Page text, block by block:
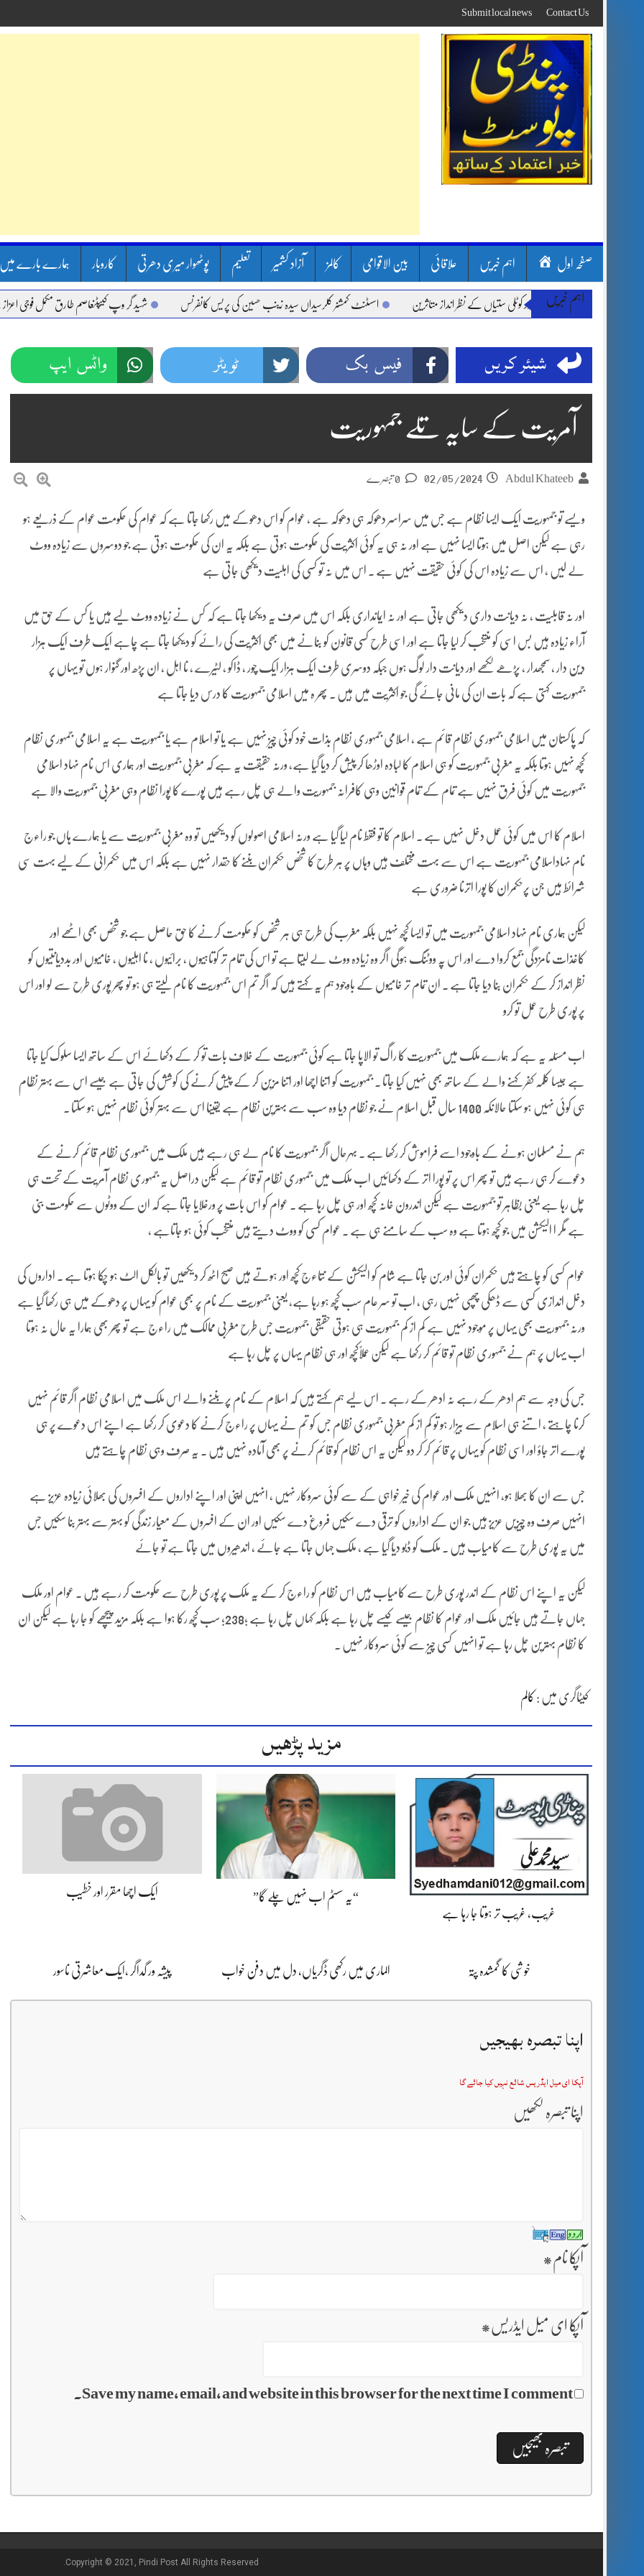
to
content
Contact Us
Submit local news
صفحہ اول اہم خبریں علاقائی بین الاقوامی کالمز آزاد کشمیر تعلیم پوٹھوار میری دھرتی کاروبار ہمارے بارے میں
اہم خبریں
لینڈ سلائیڈنگ اور کوٹلی ستیاں کے نظر انداز متاثرین اسسٹنٹ کمشنر کلرسیداں سیدہ زینب حسین کی پریس کانفرنس شہید گر وپ کیپٹنعاصم طارق مکمل فوجی اعزاز کے
شیئر کریں فیس بک ٹویٹر واٹس ایپ
آمریت کے سایہ تلے جمہوریت
Abdul Khateeb
02/05/2024
ویسے تو جمہوریت ایک ایسا نظام ہے جس میں سراسر دھوکہ ہی دھوکہ ہے ، عوام کو اس دھوکے میں رکھا جاتا ہے کہ عوام کی حکومت عوام کے ذریعے ہو
رہی ہے لیکن اصل میں ہوتا ایسا نہیں ہے اور نہ ہی یہ کوئی اکثریت کی حکومت ہوتی ہے بلکہ یہ ان کی حکومت ہوتی ہے جو دوسروں سے زیادہ ووٹ
لے لیں ، اس سے زیادہ اس کی کوئی حقیقت نہیں ہے ۔ اس میں نہ تو کسی کی اہلیت دیکھی جاتی ہے
اور نہ قابلیت ، نہ دیانت داری دیکھی جاتی ہے اور نہ ایمانداری بلکہ اس میں صرف یہ دیکھا جاتا ہے کہ کس نے زیادہ ووٹ لیے ہیں یا کس کے حق میں
آراء زیادہ ہیں بس اسی کو منتخب کر لیا جاتا ہے اور اسی طرح کسی قانون کو بنانے میں بھی اکثریت کی رائے کو دیکھا جاتا ہے چاہے ایک طرف ایک ہزار
دین دار ، سمجھدار ، پڑھے لکھے اور دیانت دار لوگ ہوں جبکہ دوسری طرف ایک ہزار ایک چور ، ڈاکو ، لٹیرے ، نا اہل ، ان پڑھ اور گنوار ہوں تو یہاں پر
جمہوریت کہتی ہے کہ بات ان کی مانی جائے گی جو اکثریت میں ہیں ۔ پھر ہ میں اسلامی جمہوریت کا درس دیا جاتا ہے
کہ پاکستان میں اسلامی جمہوری نظام قائم ہے ، اسلامی جمہوری نظام بذات خود کوئی چیز نہیں ہے یا تو اسلام ہے یا جمہوریت ہے یہ اسلامی جمہوری نظام
کچھ نہیں ہوتا بلکہ یہ مغربی جمہوریت کو ہی اسلام کا لبادہ اوڑھا کر پیش کر دیا گیا ہے، ورنہ حقیقت یہ ہے کہ مغربی جمہوریت اور ہماری اس نام نہاد اسلامی
جمہوریت میں کوئی فرق نہیں ہے تمام کے تمام قوانین وہی کافرانہ جمہوریت والے ہی چل رہے ہیں پورے کا پورا نظام وہی مغربی جمہوریت والا ہے
اسلام کا اس میں کوئی عمل دخل نہیں ہے ۔ اسلام کا تو فقط نام لیا گیا ہے ورنہ اسلامی اصولوں کو دیکھیں تو وہ مغربی جمہوریت سے یا ہمارے ہاں جو راءج
نام نہاداسلامی جمہوریت ہے اس سے بہت مختلف ہیں وہاں پر ہر طرح کا شخص حکمران بننے کا حقدار نہیں ہے بلکہ اس میں حکمرانی کے لیے بہت سی
شرائط ہیں جن پرحکمران کا پورا اترنا ضروری ہے
لیکن ہماری نام نہاد اسلامی جمہوریت میں تو ایسا کچھ نہیں بلکہ مغرب کی طرح ہی ہر شخص کو حکومت کرنے کا حق حاصل ہے جو شخص بھی اٹھے اور
کاغذات نامزدگی جمع کروا دے اور اس پہ ووٹنگ ہوگی اگر وہ زیادہ ووٹ لے لیتا ہے تو اس کی تمام تر کوتاہیوں ، برائیوں ، نا اہلیوں ، خامیوں اور بددیانتیوں کو
نظر انداز کر کے حکمران بنا دیا جاتا ہے ۔ ان تمام تر خامیوں کے باوجود ہم یہ کہتے ہیں کہ اگر تم اس جمہوریت کا نام لیتے ہی ہو تو پھر پوری طرح سے لو اور اس
پر پوری طرح عمل تو کرو
اب مسئلہ یہ ہے کہ ہمارے ملک میں جمہوریت کا راگ تو الاپا جاتا ہے کوئی جمہوریت کے خلاف بات تو کر کے دکھائے اس کے ساتھ ایسا سلوک کیا جاتا
ہے جیسا کلمہ کفر کہنے والے کے ساتھ بھی نہیں کیا جاتا ۔ جمہوریت کو اتنا اچھا اور اتنا مزین کر کے پیش کرنے کی کوشش کی جاتی ہے جیسے اس سے بہتر نظام
ہی کوئی نہیں ہو سکتا حالانکہ 1400 سال قبل اسلام نے جو نظام دیا وہ سب سے بہترین نظام ہے یقینا اس سے بہتر کوئی نظام نہیں ہو سکتا ۔
ہم نے مسلمان ہونے کے باوجود اسے فراموش کر رکھا ہے ۔ بہرحال اگر جمہوریت کا نام لے ہی رہے ہیں ملک میں جمہوری نظام قائم کرنے کے
دعوے کر ہی رہے ہیں تو پھر اس پر تو پورا اتر کے دکھائیں اب ملک میں جمہوری نظام تو قائم ہے لیکن دراصل یہ جمہوری نظام آمریت کے تحت ہی
چل رہا ہے یعنی بظاہر تو جمہوریت ہے لیکن اندرون خانہ کچھ اور ہی چل رہا ہے ۔ عوام کو اس بات پر ورغلایا جاتا ہے کہ ان کے ووٹوں سے حکومت بنی
ہے مگر ا الیکشن میں جو کچھ ہوتا ہے وہ سب کے سامنے ہی ہے ۔ عوام کسی کو ووٹ دیتے ہیں منتخب کوئی ہو جاتاہے ،
عوام کسی کو چاہتے ہیں حکمران کوئی اور بن جاتا ہے شام کو الیکشن کے نتاءج کچھ اور ہوتے ہیں صبح اٹھ کر دیکھیں تو بالکل الٹ ہو چکا ہوتا ہے ۔ اداروں کی
دخل اندازی کسی سے ڈھکی چھپی نہیں رہی ، اب تو سر عام سب کچھ ہو رہا ہے، یعنی جمہوریت کے نام پر بھی عوام کو یہاں پر دھوکے میں ہی رکھا گیا ہے
ورنہ جمہوریت بھی یہاں پر موجود نہیں ہے کم از کم جمہوریت ہی ہوتی حقیقی جمہوریت جس طرح مغربی ممالک میں راءج ہے تو پھر بھی ہمارا یہ حال نہ ہوتا
اب یہاں پر ہم نے جمہوری نظام تو قائم کر رکھا ہے لیکن عملاًکچھ اور ہی نظام یہاں پر چل رہا ہے
جس کی وجہ سے ہم ادھر کے رہے نہ ادھر کے رہے ۔ اس لیے ہم کہتے ہیں کہ اسلام کے نام پر بننے والے اس ملک میں اسلامی نظام اگر قائم نہیں
کرنا چاہتے ، اتنے ہی اسلام سے بیزار ہو تو کم از کم مغربی جمہوری نظام جس کو تم نے یہاں پر راءج کرنے کا دعوی کر رکھا ہے اپنے اس دعوے پر ہی
پورے اتر جاؤ اور اسی نظام کو یہاں پر قائم کر کر دو لیکن یہ اس نظام کو قائم کرنے پر بھی آمادہ نہیں ہیں ۔ یہ صرف وہی نظام چاہتے ہیں
جس سے ان کا بھلا ہو، انہیں ملک اور عوام کی خیر خواہی کے سے کوئی سروکار نہیں ، انہیں اپنی اور اپنے اداروں کے افسروں کی بھلائی زیادہ عزیز ہے
انہیں صرف وہ چیزیں عزیز ہیں جو ان کے اداروں کو ترقی دے سکیں فروغ دے سکیں اور ان کے افسروں کے معیار زندگی کو بہتر سے بہتر بنا سکیں جس
میں یہ پوری طرح سے کامیاب ہیں ۔ ملک کو ڈبو دیا گیا ہے ، ملک جہاں جاتا ہے جائے ، اندھیروں میں جاتا ہے تو جائے
لیکن یہ اپنے اس نظام کے اندر پوری طرح سے کامیاب ہیں اس نظام کو راءج کر کے یہ ملک پر پوری طرح سے حکومت کر رہے ہیں ۔ عوام اور ملک
جہاں جاتے ہیں جائیں ملک اور عوام کا نظام جیسے کیسے چل رہا ہے بلکہ کہاں چل رہا ہے ;238; سب کچھ رکا ہوا ہے بلکہ مزید پیچھے کو جا رہا ہے لیکن ان
کا نظام بہترین چل رہا ہے تو انہیں کسی چیز سے کوئی سروکار نہیں ۔
کیٹاگری میں : کالم
مزید پڑھیں
غریب، غریب تر ہوتا جا رہا ہے
“یہ سسٹم اب نہیں چلے گا” ایک اچھا مقرر اور خطیب
خوشی کا گمشدہ پتہ الماری میں رکھی ڈگریاں، دل میں دفن خواب پیشہ ور گداگر ،ایک معاشرتی ناسور
اپنا تبصرہ بھیجیں
آپکا ای میل ایڈریس شائع نہیں کیا جائے گا
اپنا تبصرہ لکھیں
آپکا نام *
آپکا ای میل ایڈریس *
Save my name, email, and website in this browser for the next time I comment.
Copyright © 2021, Pindi Post All Rights Reserved.